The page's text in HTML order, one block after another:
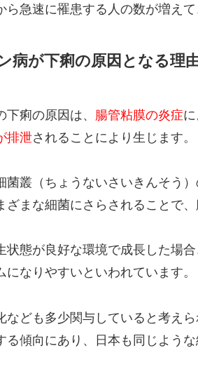
ら急速に罹患する人の数が増えて
病が下痢の原因となる理
下痢の原因は、 腸管粘膜の炎症
排泄されることにより生じます。
菌叢（ちょうないさいきんそう
ざまな細菌にさらされることで
状態が良好な環境で成長した場
になりやすいといわれています。
なども多少関与していると考え
る傾向にあり、日本も同じよう